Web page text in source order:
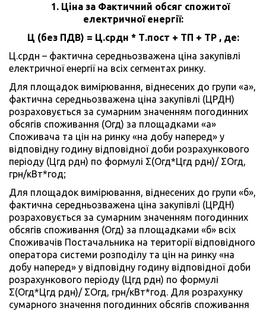
1. Ціна за Фактичний обсяг спожитої
електричної енергії:
Ц (без ПДВ) = Ц.срдн * Т.пост + ТП + ТР , де:
Ц.срдн – фактична середньозважена ціна закупівлі
електричної енергії на всіх сегментах ринку.
Для площадок вимірювання, віднесених до групи «а»,
фактична середньозважена ціна закупівлі (ЦРДН)
розраховується за сумарним значенням погодинних
обсягів споживання (Огд) за площадками «а»
Споживача та цін на ринку «на добу наперед» у
відповідну годину відповідної доби розрахункового
періоду (Цгд рдн) по формулі Σ(Огд*Цгд рдн)/ ΣОгд,
грн/кВт*год;
Для площадок вимірювання, віднесених до групи «б»,
фактична середньозважена ціна закупівлі (ЦРДН)
розраховується за сумарним значенням погодинних
обсягів споживання (Огд) за площадками «б» всіх
Споживачів Постачальника на території відповідного
оператора системи розподілу та цін на ринку «на
добу наперед» у відповідну годину відповідної доби
розрахункового періоду (Цгд рдн) по формулі
Σ(Огд*Цгд рдн)/ ΣОгд, грн/кВт*год. Для розрахунку
сумарного значення погодинних обсягів споживання